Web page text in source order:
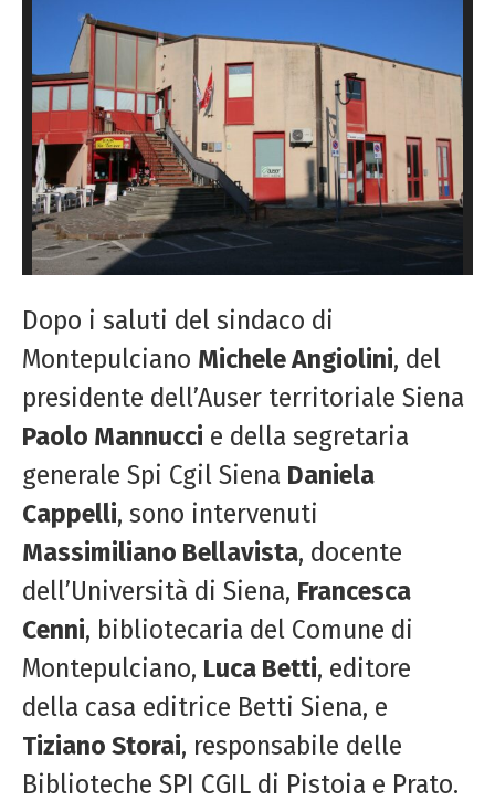
Dopo i saluti del sindaco di
Montepulciano Michele Angiolini, del
presidente dell’Auser territoriale Siena
Paolo Mannucci e della segretaria
generale Spi Cgil Siena Daniela
Cappelli, sono intervenuti
Massimiliano Bellavista, docente
dell’Università di Siena, Francesca
Cenni, bibliotecaria del Comune di
Montepulciano, Luca Betti, editore
della casa editrice Betti Siena, e
Tiziano Storai, responsabile delle
Biblioteche SPI CGIL di Pistoia e Prato.